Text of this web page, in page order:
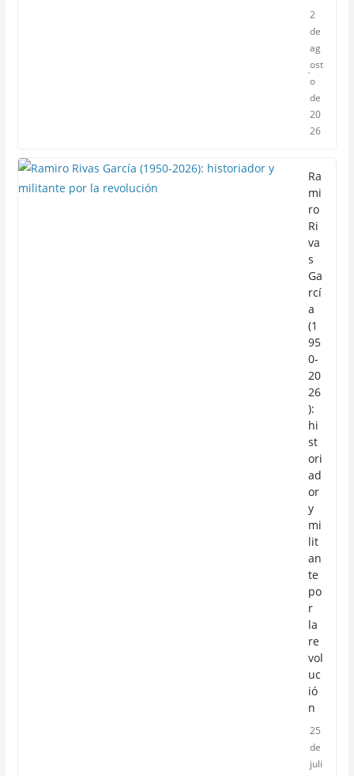
2
de
ag
ost
o
de
20
26
Ra
mi
ro
Ri
va
s
Ga
rcí
a
(1
95
0-
20
26
):
hi
st
ori
ad
or
y
mi
lit
an
te
po
r
la
re
vol
uc
ió
n
25
de
juli